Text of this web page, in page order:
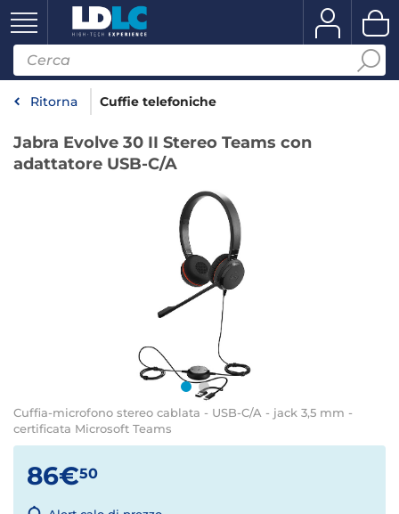
Ritorna Cuffie telefoniche
Jabra Evolve 30 II Stereo Teams con
adattatore USB-C/A
Cuffia-microfono stereo cablata - USB-C/A - jack 3,5 mm -
certificata Microsoft Teams
86€50